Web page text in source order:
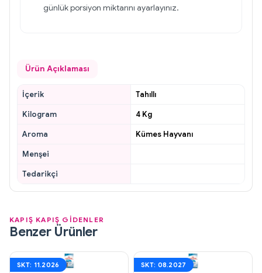
günlük porsiyon miktarını ayarlayınız.
Ürün Açıklaması
İçerik
Tahıllı
Kilogram
4 Kg
Aroma
Kümes Hayvanı
Menşei
Tedarikçi
KAPIŞ KAPIŞ GİDENLER
Benzer Ürünler
SKT: 11.2026
SKT: 08.2027